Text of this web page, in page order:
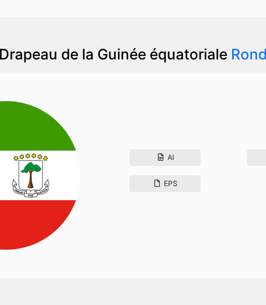
de la Guinée équatoriale Rond
AI
EPS